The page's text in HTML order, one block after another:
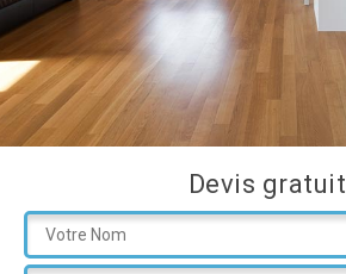
Devis gratuit